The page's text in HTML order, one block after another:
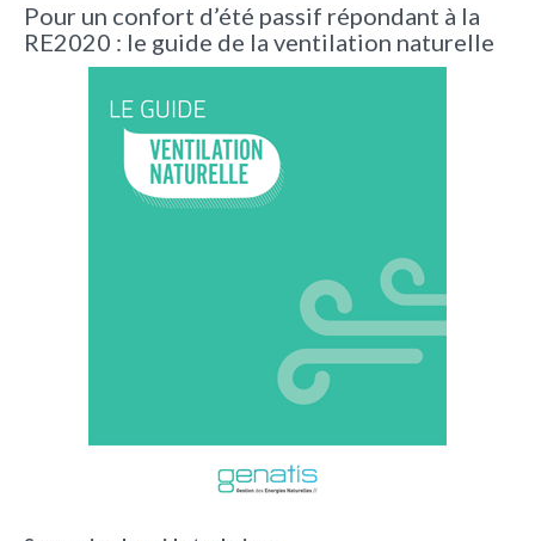
Pour un confort d’été passif répondant à la
RE2020 : le guide de la ventilation naturelle